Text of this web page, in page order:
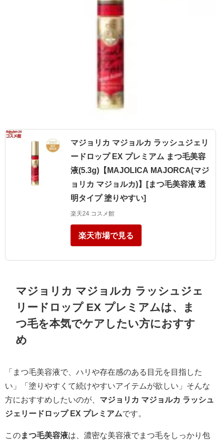
マジョリカ マジョルカ ラッシュジェリ
ードロップ EX プレミアム まつ毛美容
液(5.3g)【MAJOLICA MAJORCA(マジ
ョリカ マジョルカ)】[まつ毛美容液 透
明タイプ 塗りやすい]
楽天24 コスメ館
楽天市場で見る
マジョリカ マジョルカ ラッシュジェ
リードロップ EX プレミアムは、ま
つ毛を本気でケアしたい方におすす
め
「まつ毛美容液で、ハリや存在感のある目元を目指した
い」「塗りやすくて続けやすいアイテムが欲しい」そんな
方におすすめしたいのが、 マジョリカ マジョルカ ラッシュ
ジェリードロップ EX プレミアムです。
このまつ毛美容液は、濃密な美容液でまつ毛をしっかり包